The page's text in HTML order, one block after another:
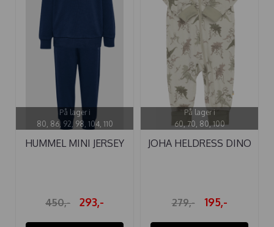
På lager i
80, 86, 92, 98, 104, 110
HUMMEL MINI JERSEY
450,- 293,-
På lager i
60, 70, 80, 100
JOHA HELDRESS DINO
279,- 195,-